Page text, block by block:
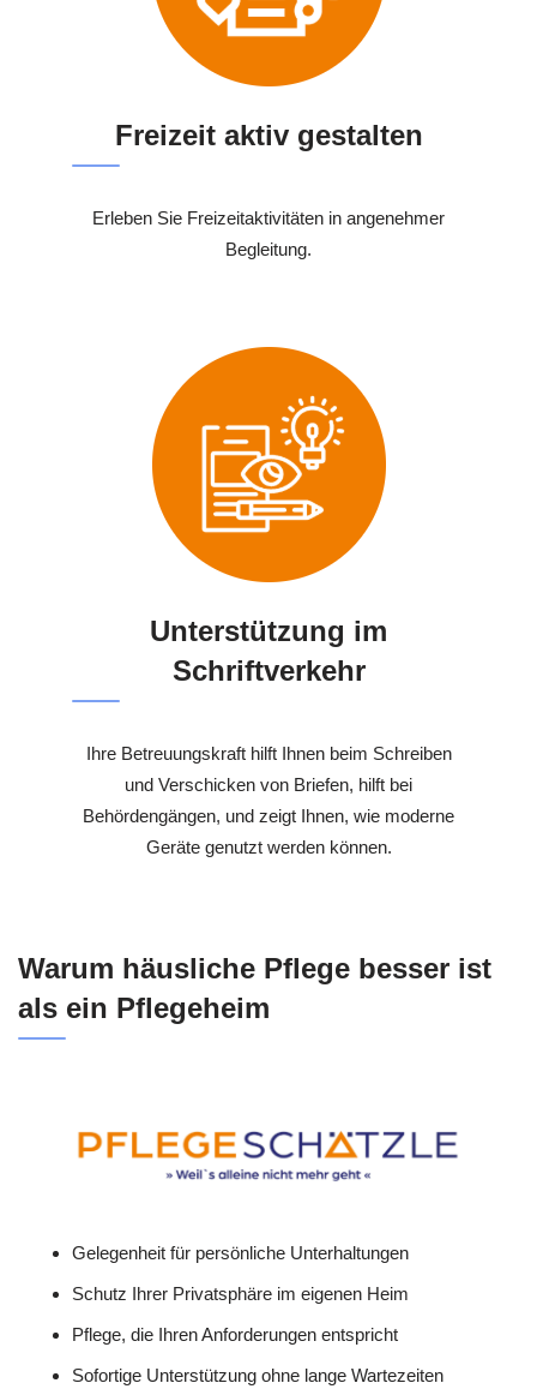
Freizeit aktiv gestalten
Erleben Sie Freizeitaktivitäten in angenehmer
Begleitung.
Unterstützung im
Schriftverkehr
Ihre Betreuungskraft hilft Ihnen beim Schreiben
und Verschicken von Briefen, hilft bei
Behördengängen, und zeigt Ihnen, wie moderne
Geräte genutzt werden können.
Warum häusliche Pflege besser ist
als ein Pflegeheim
Gelegenheit für persönliche Unterhaltungen
Schutz Ihrer Privatsphäre im eigenen Heim
Pflege, die Ihren Anforderungen entspricht
Sofortige Unterstützung ohne lange Wartezeiten